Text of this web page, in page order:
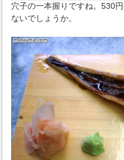
穴子の一本握りですね。530
ないでしょうか。